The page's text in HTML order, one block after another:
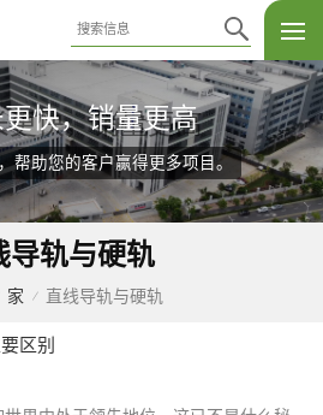
快，销量更高
帮助您的客户赢得更多项目。
导轨与硬轨
家 / 直线导轨与硬轨
区别